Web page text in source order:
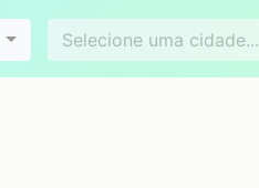
Selecione uma cidade...
Videoconferência